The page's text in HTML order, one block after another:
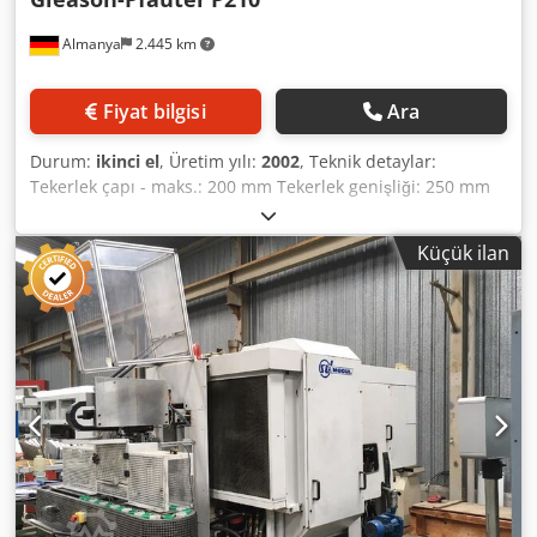
Almanya 2.445 km
Fiyat bilgisi Ara
Durum: ikinci el, Üretim yılı: 2002, Teknik detaylar:
Tekerlek çapı - maks.: 200 mm Tekerlek genişliği: 250 mm
Dcsdsy Nk Idjpfx Ag Tsk Modül - maks.: 3 Modül - min.: 0,5
Toplam güç gereksinimi: 45 kW Makine ağırlığı yaklaşık: 6,5
ton Yer ihtiyacı yaklaşık: 4,4 x 2,4 x 2,7 m
Küçük ilan